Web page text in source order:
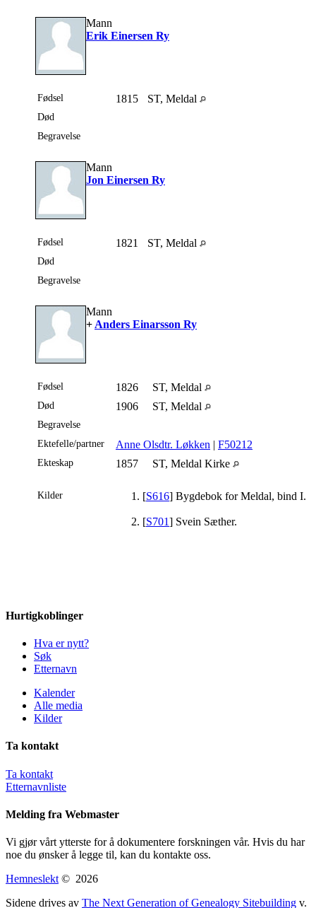
Mann
Erik Einersen Ry
Fødsel 1815 ST, Meldal
Død
Begravelse
Mann
Jon Einersen Ry
Fødsel 1821 ST, Meldal
Død
Begravelse
Mann
+Anders Einarsson Ry
Fødsel 1826 ST, Meldal
Død 1906 ST, Meldal
Begravelse
Ektefelle/partner
Anne Olsdtr. Løkken | F50212
Ekteskap 1857 ST, Meldal Kirke
Kilder [S616] Bygdebok for Meldal, bind I.
[S701] Svein Sæther.
Hurtigkoblinger
Hva er nytt?
Søk
Etternavn
Kalender
Alle media
Kilder
Ta kontakt
Ta kontakt
Etternavnliste
Melding fra Webmaster
Vi gjør vårt ytterste for å dokumentere forskningen vår. Hvis du har
noe du ønsker å legge til, kan du kontakte oss.
Hemneslekt © 2026
Sidene drives av The Next Generation of Genealogy Sitebuilding v.